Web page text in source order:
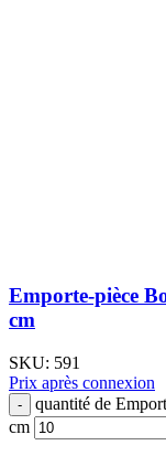
Emporte-pièce
cm
SKU: 591
Prix après connexion
quantité de
cm